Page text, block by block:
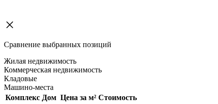
Сравнение выбранных позиций
Жилая недвижимость
Коммерческая недвижимость
Кладовые
Машино-места
Комплекс Дом Цена за м² Стоимость